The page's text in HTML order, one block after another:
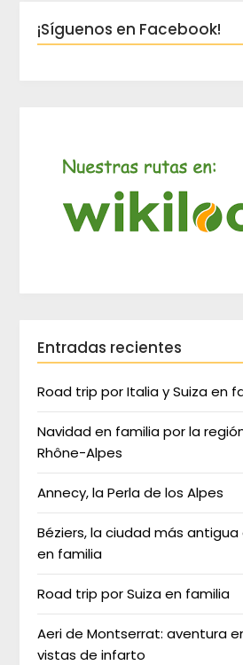
¡Síguenos en Facebook!
Entradas recientes
Road trip por Italia y Suiza en
Navidad en familia por la
Rhône-Alpes
Annecy, la Perla de los Alpes
Béziers, la ciudad más antigua
en familia
Road trip por Suiza en familia
Aeri de Montserrat: aventura
vistas de infarto